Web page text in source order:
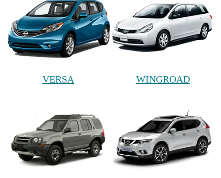
VERSA WINGROAD